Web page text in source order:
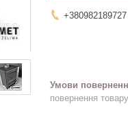
+380982189727
повернення